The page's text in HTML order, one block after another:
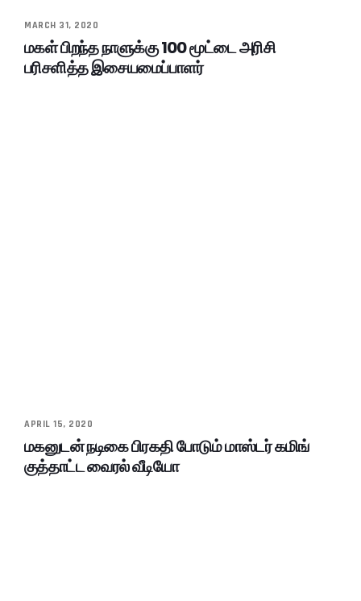
MARCH 31, 2020
மகள் பிறந்த நாளுக்கு 100 மூட்டை அரிசி
பரிசளித்த இசையமைப்பாளர்
APRIL 15, 2020
மகனுடன் நடிகை பிரகதி போடும் மாஸ்டர் கமிங்
குத்தாட்ட வைரல் வீடியோ